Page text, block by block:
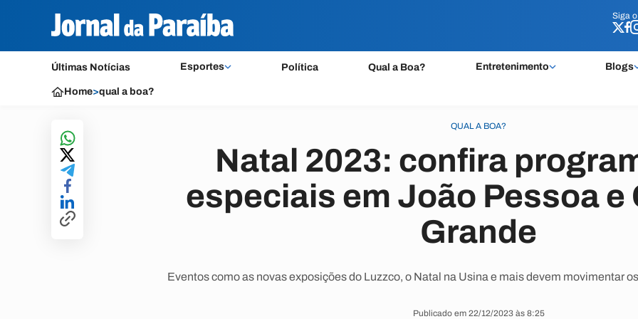
Siga o
Últimas Notícias Esportes Política Qual a Boa? Entretenimento Blogs
Siga o
Home>qual a boa?
QUAL A BOA?
Natal 2023: confira
especiais em João Pessoa e
Grande
Eventos como as novas exposições do Luzzco, o Natal na Usina e mais devem movimentar
Publicado em 22/12/2023 às 8:25